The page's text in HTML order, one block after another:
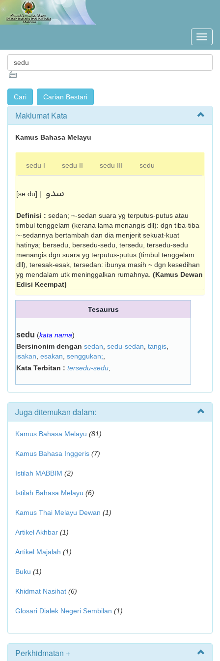
Maklumat Kata
Kamus Bahasa Melayu
sedu I sedu II sedu III sedu
[se.du] | سدو
Definisi : sedan; ~-sedan suara yg terputus-putus atau
timbul tenggelam (kerana lama menangis dll): dgn tiba-tiba
~-sedannya bertambah dan dia menjerit sekuat-kuat
hatinya; bersedu, bersedu-sedu, tersedu, tersedu-sedu
menangis dgn suara yg terputus-putus (timbul tenggelam
dll), teresak-esak, tersedan: ibunya masih ~ dgn kesedihan
yg mendalam utk meninggalkan rumahnya. (Kamus Dewan
Edisi Keempat)
Tesaurus
sedu (kata nama)
Bersinonim dengan sedan sedu-sedan tangis
isakan esakan senggukan;
Kata Terbitan : tersedu-sedu
Juga ditemukan dalam:
Kamus Bahasa Melayu (81)
Kamus Bahasa Inggeris (7)
Istilah MABBIM (2)
Istilah Bahasa Melayu (6)
Kamus Thai Melayu Dewan (1)
Artikel Akhbar (1)
Artikel Majalah (1)
Buku (1)
Khidmat Nasihat (6)
Glosari Dialek Negeri Sembilan (1)
Perkhidmatan +